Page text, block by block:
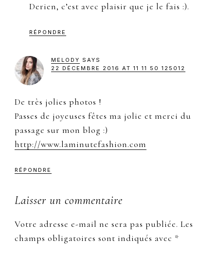
Derien, c’est avec plaisir que je le fais :).
RÉPONDRE
MELODY SAYS
22 DÉCEMBRE 2016 AT 11 11 50 125012
De très jolies photos !
Passes de joyeuses fêtes ma jolie et merci du
passage sur mon blog :)
http://www.laminutefashion.com
RÉPONDRE
Laisser un commentaire
Votre adresse e-mail ne sera pas publiée. Les
champs obligatoires sont indiqués avec *